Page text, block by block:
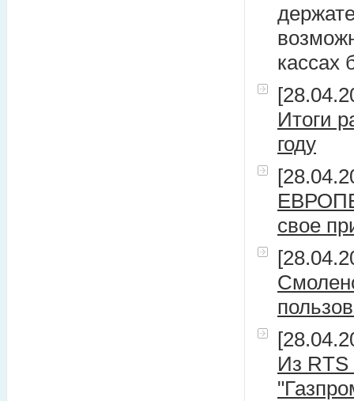
кассах
Итоги
году
свое
Из